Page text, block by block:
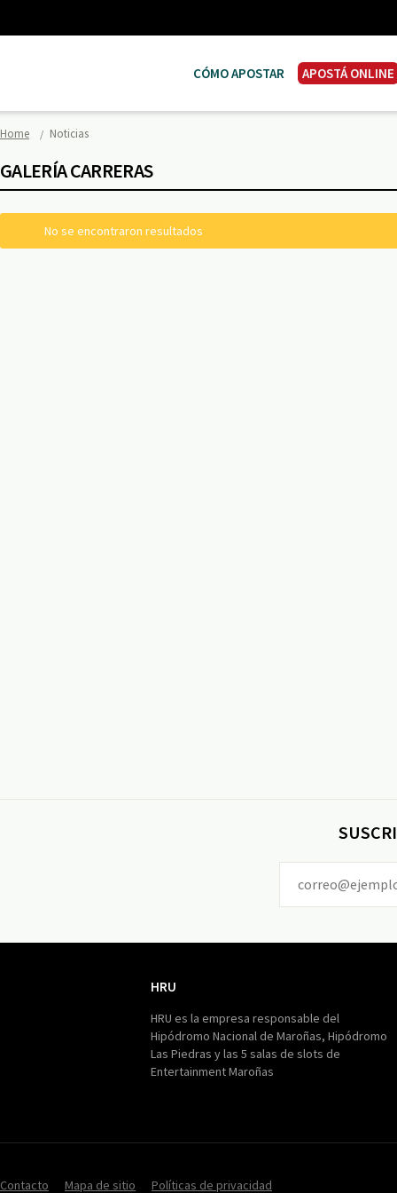
CÓMO APOSTAR APOSTÁ ONLINE
Home Noticias
GALERÍA CARRERAS
No se encontraron resultados
HRU
HRU es la empresa responsable del
Hipódromo Nacional de Maroñas, Hipódromo
Las Piedras y las 5 salas de slots de
Entertainment Maroñas
Contacto Mapa de sitio Políticas de privacidad